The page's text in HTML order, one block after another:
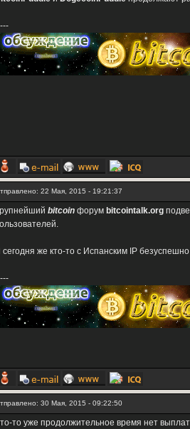
22 Мая, 2015 - 19:21:37
bitcoin форум bitcointalk.org
сегодня же кто-то с Испанским IP
30 Мая, 2015 - 09:22:50
то уже продолжительное время нет